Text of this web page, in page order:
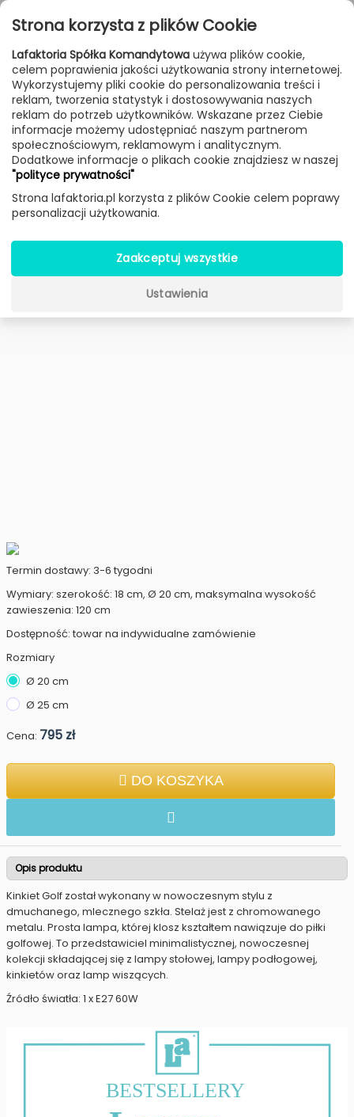
Przejdź do treści
FILTROWANIE & SORTOWANIE
New Sale Bestseller Dostawa 24h
Lampy Producenci Voltolina Produkt
Golf kinkiet (Ø 20 cm) -Voltolina
Termin dostawy: 3-6 tygodni
Wymiary: szerokość: 18 cm, Ø 20 cm, maksymalna wysokość
zawieszenia: 120 cm
Dostępność: towar na indywidualne zamówienie
Rozmiary
Ø 20 cm
Ø 25 cm
Cena: 795 zł
DO KOSZYKA
Opis produktu
Kinkiet Golf został wykonany w nowoczesnym stylu z
dmuchanego, mlecznego szkła. Stelaż jest z chromowanego
metalu. Prosta lampa, której klosz kształtem nawiązuje do piłki
golfowej. To przedstawiciel minimalistycznej, nowoczesnej
kolekcji składającej się z lampy stołowej, lampy podłogowej,
kinkietów oraz lamp wiszących.
Źródło światła: 1 x E27 60W
BESTSELLERY
Strona korzysta z plików Cookie
Lafaktoria Spółka Komandytowa używa plików cookie,
celem poprawienia jakości użytkowania strony internetowej.
Wykorzystujemy pliki cookie do personalizowania treści i
reklam, tworzenia statystyk i dostosowywania naszych
reklam do potrzeb użytkowników. Wskazane przez Ciebie
informacje możemy udostępniać naszym partnerom
społecznościowym, reklamowym i analitycznym.
Dodatkowe informacje o plikach cookie znajdziesz w naszej
"polityce prywatności"
Strona lafaktoria.pl korzysta z plików Cookie celem poprawy
personalizacji użytkowania.
Zaakceptuj wszystkie
Ustawienia